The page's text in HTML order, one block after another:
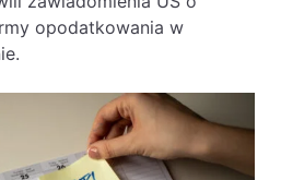
opodatkowania w